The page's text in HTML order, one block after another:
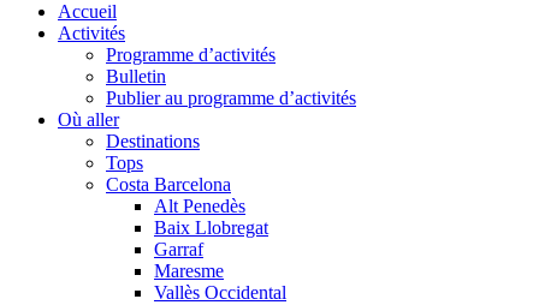
Accueil
Activités
Programme d’activités
Bulletin
Publier au programme d’activités
Où aller
Destinations
Tops
Costa Barcelona
Alt Penedès
Baix Llobregat
Garraf
Maresme
Vallès Occidental